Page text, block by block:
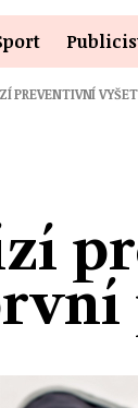
PREVENTIVNÍ